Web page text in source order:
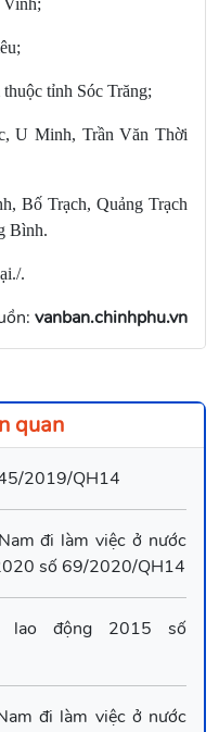
Vinh;
tỉnh Sóc Trăng;
U Minh, Trần Văn Thời
Bố Trạch, Quảng Trạch
Bình.
.
vanban.chinhphu.vn
quan
2019/QH14
đi làm việc ở nước
số 69/2020/QH14
lao động 2015 số
đi làm việc ở nước